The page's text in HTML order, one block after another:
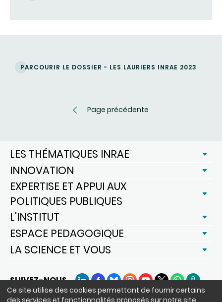
Ce site utilise des cookies permettant de fournir certains
des services et fonctionnalités proposés sur notre site,
PARCOURIR LE DOSSIER - LES LAURIERS INRAE 2023
Page précédente
LES THÉMATIQUES INRAE
INNOVATION
EXPERTISE ET APPUI AUX
POLITIQUES PUBLIQUES
L'INSTITUT
ESPACE PEDAGOGIQUE
LA SCIENCE ET VOUS
SUIVEZ-NOUS
LinkedInFacebook
BlueSkyInstagram
YouTube
X WhatsAppPodcasts